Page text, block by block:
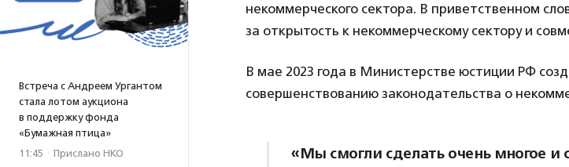
Встреча с Андреем Ургантом
стала лотом аукциона
в поддержку фонда
«Бумажная птица»
11:45 · Прислано НКО
некоммерческого сектора. В приветственном
за открытость к некоммерческому сектору и
В мае 2023 года в Министерстве юстиции РФ
совершенствованию законодательства о
«Мы смогли сделать очень многое и